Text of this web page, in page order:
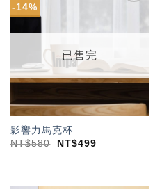
-14%
望輕
已售完
影響力馬克杯
NT$580 NT$499